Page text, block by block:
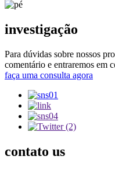
investigação
Para dúvidas sobre nossos
comentário e entraremos em
faça uma consulta agora
contato us